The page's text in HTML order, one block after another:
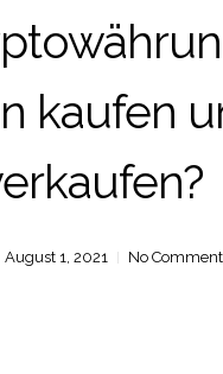
kaufen
August 1, 2021 No